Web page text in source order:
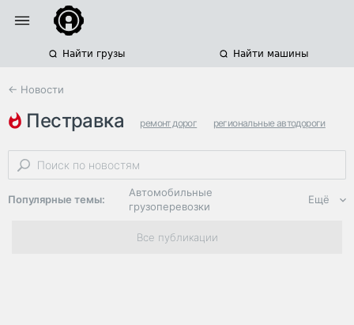
Найти грузы Найти машины
← Новости
пестравка ремонт дорог региональные автодороги
нацпроекты
Популярные темы:
Автомобильные
грузоперевозки
Региональная
логистика
Ещё
Все публикации